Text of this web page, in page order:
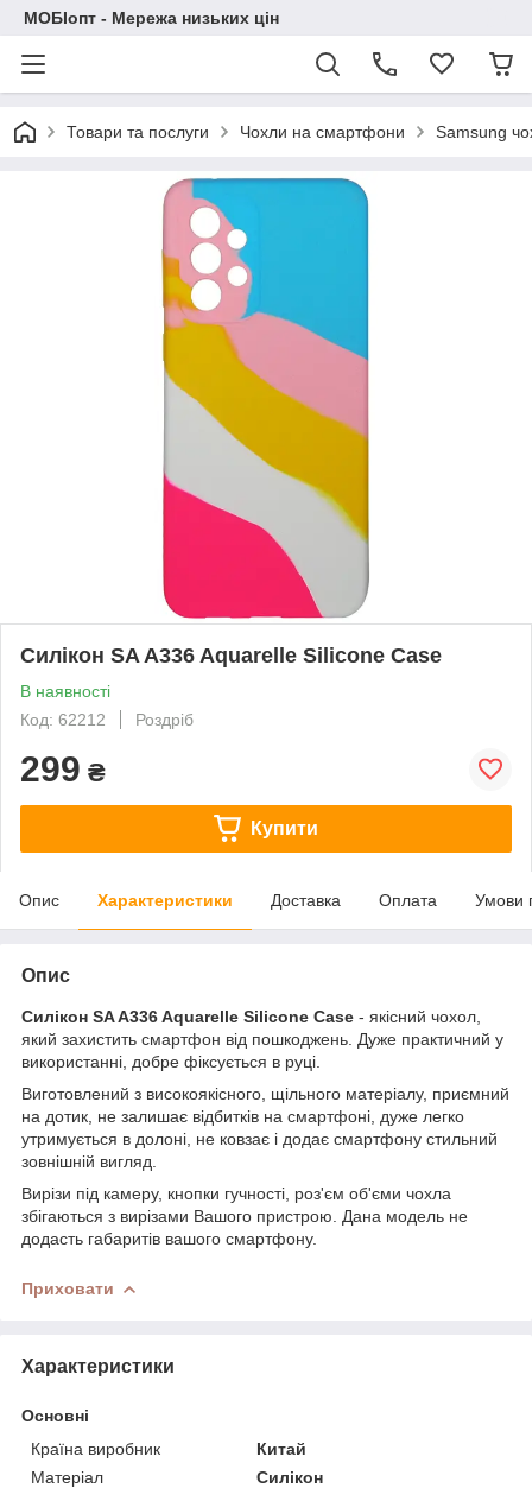
МОБІопт - Мережа низьких цін
Товари та послуги Чохли на смартфони Samsung
Силікон SA A336 Aquarelle Silicone Case
В наявності
Код: 62212
Роздріб
299 ₴
Купити
Опис Характеристики Доставка Оплата Умови
Опис
Силікон SA A336 Aquarelle Silicone Case - якісний чохол,
який захистить смартфон від пошкоджень. Дуже практичний у
використанні, добре фіксується в руці.
Виготовлений з високоякісного, щільного матеріалу, приємний
на дотик, не залишає відбитків на смартфоні, дуже легко
утримується в долоні, не ковзає і додає смартфону стильний
зовнішній вигляд.
Вирізи під камеру, кнопки гучності, роз'єм об'єми чохла
збігаються з вирізами Вашого пристрою. Дана модель не
додасть габаритів вашого смартфону.
Приховати
Характеристики
Основні
Країна виробник
Китай
Матеріал
Силікон